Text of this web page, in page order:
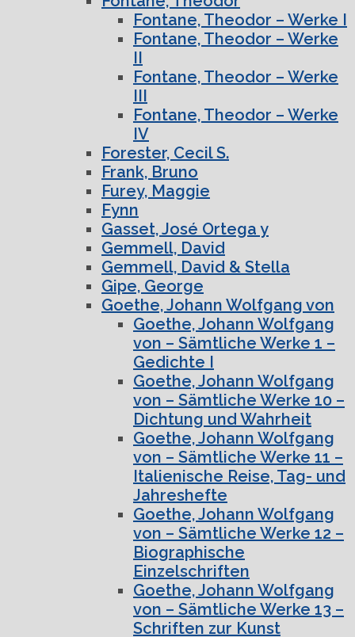
Fontane, Theodor – Werke I
Fontane, Theodor – Werke
II
Fontane, Theodor – Werke
III
Fontane, Theodor – Werke
IV
Forester, Cecil S.
Frank, Bruno
Furey, Maggie
Fynn
Gasset, José Ortega y
Gemmell, David
Gemmell, David & Stella
Gipe, George
Goethe, Johann Wolfgang von
Goethe, Johann Wolfgang
von – Sämtliche Werke 1 –
Gedichte I
Goethe, Johann Wolfgang
von – Sämtliche Werke 10 –
Dichtung und Wahrheit
Goethe, Johann Wolfgang
von – Sämtliche Werke 11 –
Italienische Reise, Tag- und
Jahreshefte
Goethe, Johann Wolfgang
von – Sämtliche Werke 12 –
Biographische
Einzelschriften
Goethe, Johann Wolfgang
von – Sämtliche Werke 13 –
Schriften zur Kunst